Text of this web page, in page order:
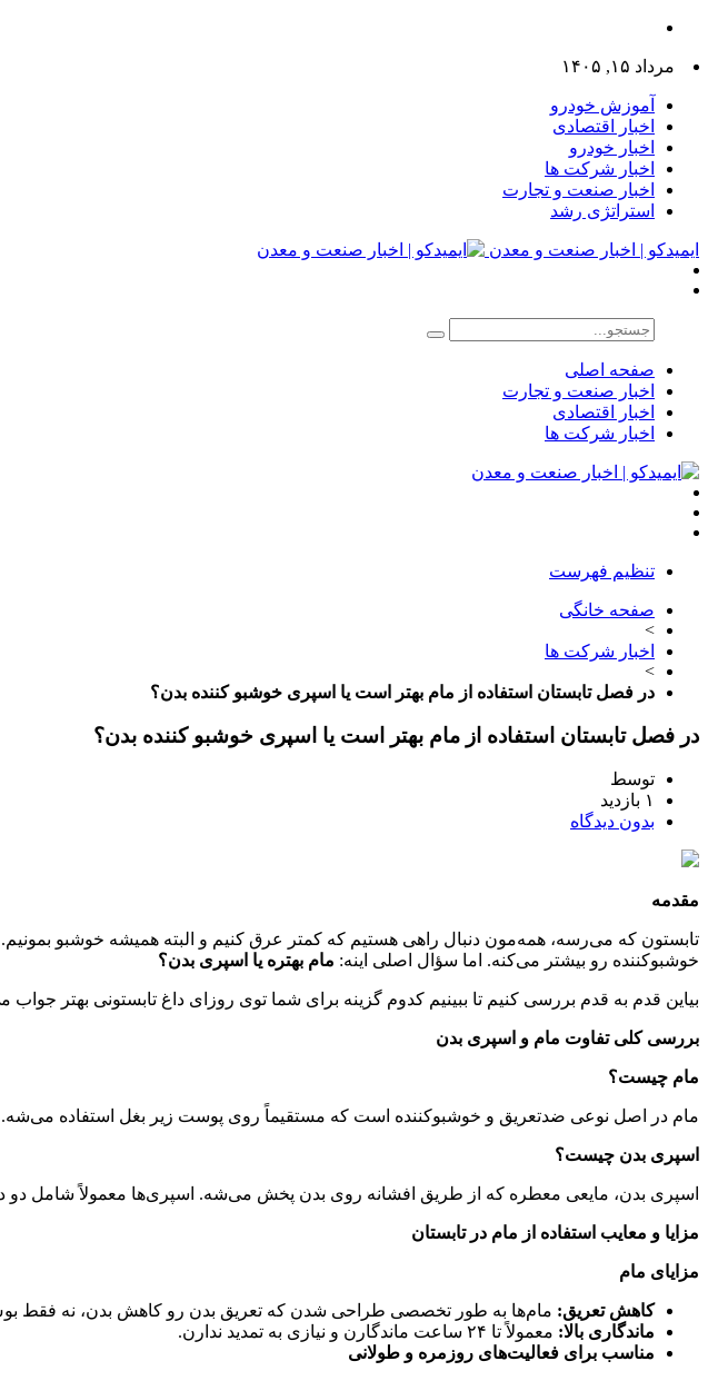
مرداد ۱۵, ۱۴۰۵
آموزش خودرو
اخبار اقتصادی
اخبار خودرو
اخبار شرکت ها
اخبار صنعت و تجارت
استراتژی رشد
ایمیدکو | اخبار صنعت و معدن
صفحه اصلی
اخبار صنعت و تجارت
اخبار اقتصادی
اخبار شرکت ها
تنظیم فهرست
صفحه خانگی
>
اخبار شرکت ها
>
در فصل تابستان استفاده از مام بهتر است یا اسپری خوشبو کننده بدن؟
در فصل تابستان استفاده از مام بهتر است یا اسپری خوشبو کننده بدن؟
توسط
۱ بازدید
بدون دیدگاه
مقدمه
تابستون که می‌رسه، همه‌مون دنبال راهی هستیم که کمتر عرق کنیم و البته همیشه خوشبو
خوشبوکننده رو بیشتر می‌کنه. اما سؤال اصلی اینه: مام بهتره یا اسپری بدن؟
بیاین قدم به قدم بررسی کنیم تا ببینیم کدوم گزینه برای شما توی روزای داغ تابستونی بهتر جواب
بررسی کلی تفاوت مام و اسپری بدن
مام چیست؟
مام در اصل نوعی ضدتعریق و خوشبوکننده است که مستقیماً روی پوست زیر بغل استفاده
اسپری بدن چیست؟
اسپری بدن، مایعی معطره که از طریق افشانه روی بدن پخش می‌شه. اسپری‌ها معمولاً شامل دو
مزایا و معایب استفاده از مام در تابستان
مزایای مام
کاهش تعریق: مام‌ها به طور تخصصی طراحی شدن که تعریق بدن رو کاهش بدن، نه فقط
ماندگاری بالا: معمولاً تا ۲۴ ساعت ماندگارن و نیازی به تمدید ندارن
.
مناسب برای فعالیت‌های روزمره و طولانی